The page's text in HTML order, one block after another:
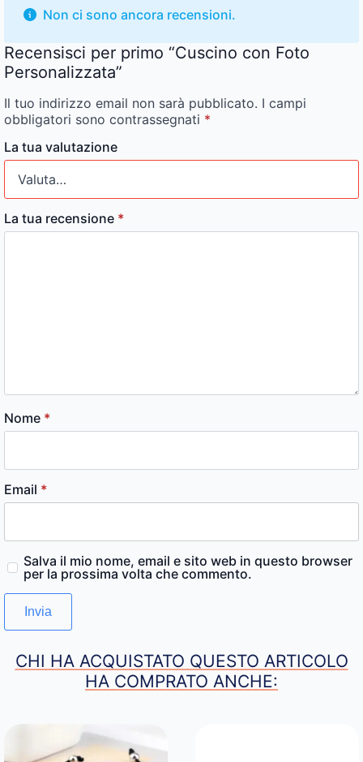
Non ci sono ancora recensioni.
Recensisci per primo “Cuscino con Foto
Personalizzata”
Il tuo indirizzo email non sarà pubblicato. I campi
obbligatori sono contrassegnati *
La tua valutazione
La tua recensione *
Nome *
Email *
Salva il mio nome, email e sito web in questo browser
per la prossima volta che commento.
CHI HA ACQUISTATO QUESTO ARTICOLO
HA COMPRATO ANCHE: